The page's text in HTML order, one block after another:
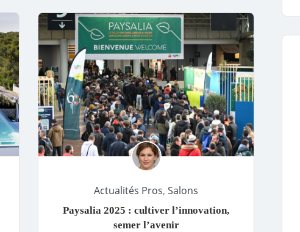
Actualités Pros, Salons
Paysalia 2025 : cultiver l’innovation,
semer l’avenir